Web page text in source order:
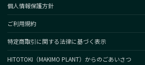
個人情報保護方針
ご利用規約
特定商取引に関する法律に基づく表示
HITOTOKI（MAKIMO PLANT）からのごあいさつ